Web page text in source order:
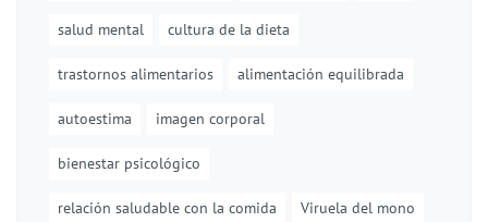
salud mental cultura de la dieta
trastornos alimentarios alimentación equilibrada
autoestima imagen corporal
bienestar psicológico
relación saludable con la comida Viruela del mono